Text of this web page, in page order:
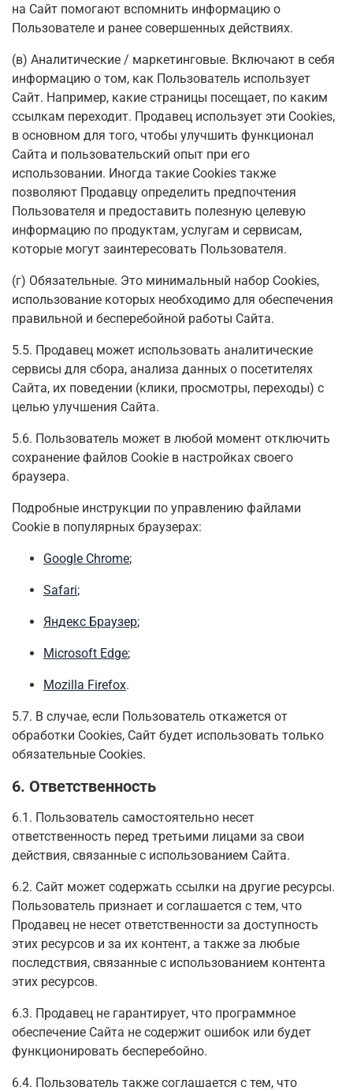
на Сайт помогают вспомнить информацию о
Пользователе и ранее совершенных действиях.
(в) Аналитические / маркетинговые. Включают в себя
информацию о том, как Пользователь использует
Сайт. Например, какие страницы посещает, по каким
ссылкам переходит. Продавец использует эти Cookies,
в основном для того, чтобы улучшить функционал
Сайта и пользовательский опыт при его
использовании. Иногда такие Cookies также
позволяют Продавцу определить предпочтения
Пользователя и предоставить полезную целевую
информацию по продуктам, услугам и сервисам,
которые могут заинтересовать Пользователя.
(г) Обязательные. Это минимальный набор Cookies,
использование которых необходимо для обеспечения
правильной и бесперебойной работы Сайта.
5.5. Продавец может использовать аналитические
сервисы для сбора, анализа данных о посетителях
Сайта, их поведении (клики, просмотры, переходы) с
целью улучшения Сайта.
5.6. Пользователь может в любой момент отключить
сохранение файлов Cookie в настройках своего
браузера.
Подробные инструкции по управлению файлами
Cookie в популярных браузерах:
Google Chrome;
Safari;
Яндекс Браузер;
Microsoft Edge;
Mozilla Firefox.
5.7. В случае, если Пользователь откажется от
обработки Сookies, Сайт будет использовать только
обязательные Cookies.
6. Ответственность
6.1. Пользователь самостоятельно несет
ответственность перед третьими лицами за свои
действия, связанные с использованием Сайта.
6.2. Сайт может содержать ссылки на другие ресурсы.
Пользователь признает и соглашается с тем, что
Продавец не несет ответственности за доступность
этих ресурсов и за их контент, а также за любые
последствия, связанные с использованием контента
этих ресурсов.
6.3. Продавец не гарантирует, что программное
обеспечение Сайта не содержит ошибок или будет
функционировать бесперебойно.
6.4. Пользователь также соглашается с тем, что